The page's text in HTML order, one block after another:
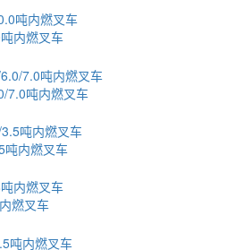
内燃叉车
7.0吨内燃叉车
吨内燃叉车
燃叉车